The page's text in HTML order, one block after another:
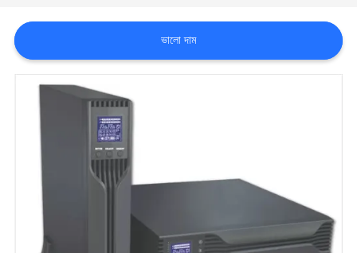
খবর
একটি
উদ্ধৃতি
অনুরোধ
করুন
ভালো দাম